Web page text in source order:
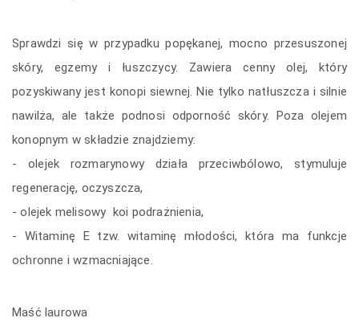
Sprawdzi się w przypadku popękanej, mocno przesuszonej
skóry, egzemy i łuszczycy. Zawiera cenny olej, który
pozyskiwany jest konopi siewnej. Nie tylko natłuszcza i silnie
nawilża, ale także podnosi odporność skóry. Poza olejem
konopnym w składzie znajdziemy:
- olejek rozmarynowy działa przeciwbólowo, stymuluje
regenerację, oczyszcza,
- olejek melisowy koi podrażnienia,
- Witaminę E tzw. witaminę młodości, która ma funkcje
ochronne i wzmacniające.
Maść laurowa